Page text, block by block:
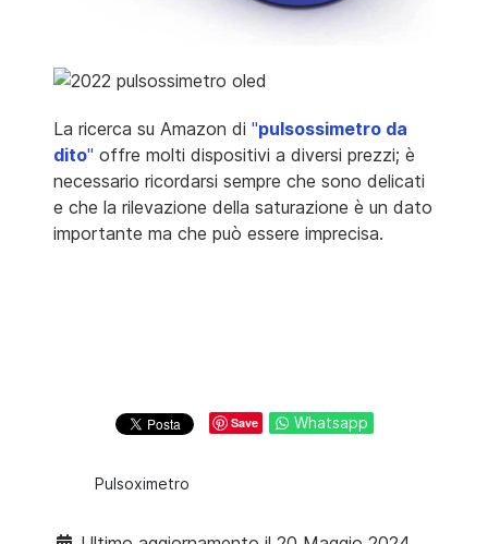
La ricerca su Amazon di "pulsossimetro da
dito" offre molti dispositivi a diversi prezzi; è
necessario ricordarsi sempre che sono delicati
e che la rilevazione della saturazione è un dato
importante ma che può essere imprecisa.
Save Whatsapp
Pulsoximetro